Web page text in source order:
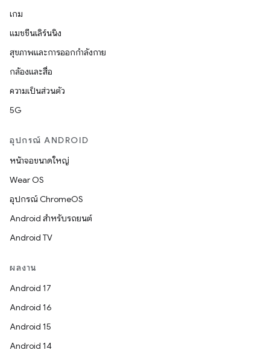
เกม
แมชชีนเลิร์นนิง
สุขภาพและการออกกำลังกาย
กล้องและสื่อ
ความเป็นส่วนตัว
5G
อุปกรณ์ ANDROID
หน้าจอขนาดใหญ่
Wear OS
อุปกรณ์ ChromeOS
Android สำหรับรถยนต์
Android TV
ผลงาน
Android 17
Android 16
Android 15
Android 14